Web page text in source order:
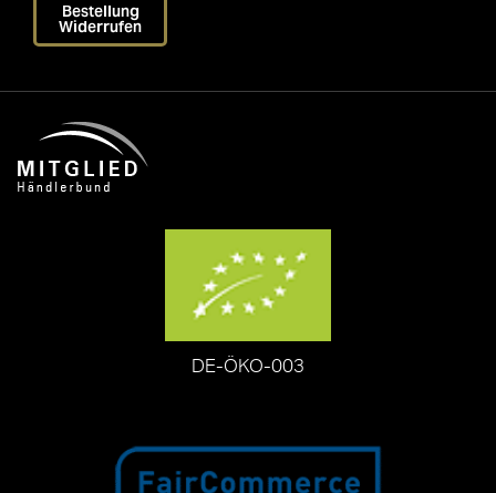
Bestellung
Widerrufen
DE-ÖKO-003